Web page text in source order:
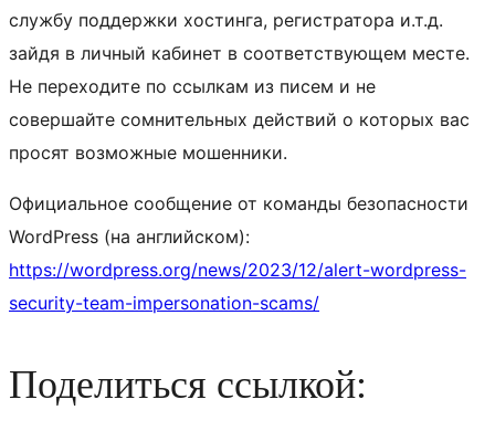
службу поддержки хостинга, регистратора и.т.д.
зайдя в личный кабинет в соответствующем месте.
Не переходите по ссылкам из писем и не
совершайте сомнительных действий о которых вас
просят возможные мошенники.
Официальное сообщение от команды безопасности
WordPress (на английском):
https://wordpress.org/news/2023/12/alert-wordpress-
security-team-impersonation-scams/
Поделиться ссылкой: